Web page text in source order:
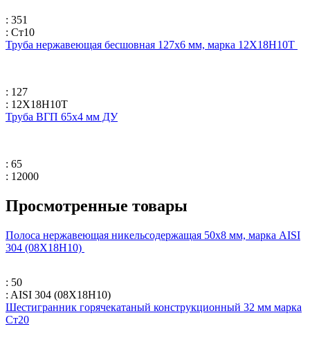
: 351
: Ст10
Труба нержавеющая бесшовная 127х6 мм, марка 12Х18Н10Т
: 127
: 12Х18Н10Т
Труба ВГП 65х4 мм ДУ
: 65
: 12000
Просмотренные товары
Полоса нержавеющая никельсодержащая 50х8 мм, марка AISI
304 (08Х18Н10)
: 50
: AISI 304 (08Х18Н10)
Шестигранник горячекатаный конструкционный 32 мм марка
Ст20